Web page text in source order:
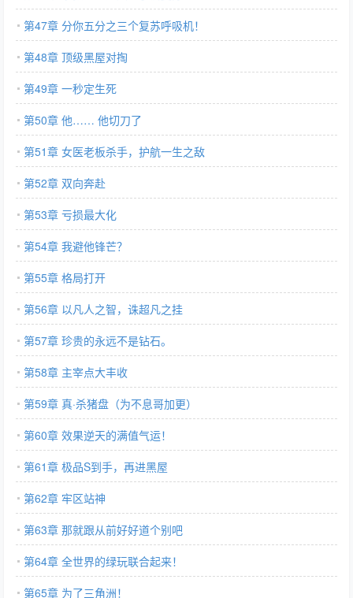
第47章 分你五分之三个复苏呼吸机！
第48章 顶级黑屋对掏
第49章 一秒定生死
第50章 他…… 他切刀了
第51章 女医老板杀手，护航一生之敌
第52章 双向奔赴
第53章 亏损最大化
第54章 我避他锋芒？
第55章 格局打开
第56章 以凡人之智，诛超凡之挂
第57章 珍贵的永远不是钻石。
第58章 主宰点大丰收
第59章 真·杀猪盘（为不息哥加更）
第60章 效果逆天的满值气运！
第61章 极品S到手，再进黑屋
第62章 牢区站神
第63章 那就跟从前好好道个别吧
第64章 全世界的绿玩联合起来！
第65章 为了三角洲！